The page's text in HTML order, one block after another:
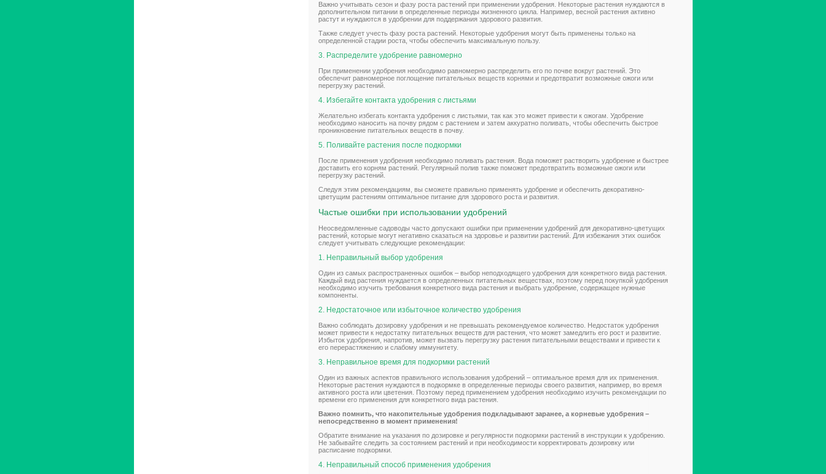
Важно учитывать сезон и фазу роста растений при применении удобрения. Некоторые растения нуждаются в
дополнительном питании в определенные периоды жизненного цикла. Например, весной растения активно
растут и нуждаются в удобрении для поддержания здорового развития.
Также следует учесть фазу роста растений. Некоторые удобрения могут быть применены только на
определенной стадии роста, чтобы обеспечить максимальную пользу.
3. Распределите удобрение равномерно
При применении удобрения необходимо равномерно распределить его по почве вокруг растений. Это
обеспечит равномерное поглощение питательных веществ корнями и предотвратит возможные ожоги или
перегрузку растений.
4. Избегайте контакта удобрения с листьями
Желательно избегать контакта удобрения с листьями, так как это может привести к ожогам. Удобрение
необходимо наносить на почву рядом с растением и затем аккуратно поливать, чтобы обеспечить быстрое
проникновение питательных веществ в почву.
5. Поливайте растения после подкормки
После применения удобрения необходимо поливать растения. Вода поможет растворить удобрение и быстрее
доставить его корням растений. Регулярный полив также поможет предотвратить возможные ожоги или
перегрузку растений.
Следуя этим рекомендациям, вы сможете правильно применять удобрение и обеспечить декоративно-
цветущим растениям оптимальное питание для здорового роста и развития.
Частые ошибки при использовании удобрений
Неосведомленные садоводы часто допускают ошибки при применении удобрений для декоративно-цветущих
растений, которые могут негативно сказаться на здоровье и развитии растений. Для избежания этих ошибок
следует учитывать следующие рекомендации:
1. Неправильный выбор удобрения
Один из самых распространенных ошибок – выбор неподходящего удобрения для конкретного вида растения.
Каждый вид растения нуждается в определенных питательных веществах, поэтому перед покупкой удобрения
необходимо изучить требования конкретного вида растения и выбрать удобрение, содержащее нужные
компоненты.
2. Недостаточное или избыточное количество удобрения
Важно соблюдать дозировку удобрения и не превышать рекомендуемое количество. Недостаток удобрения
может привести к недостатку питательных веществ для растения, что может замедлить его рост и развитие.
Избыток удобрения, напротив, может вызвать перегрузку растения питательными веществами и привести к
его перерастяжению и слабому иммунитету.
3. Неправильное время для подкормки растений
Один из важных аспектов правильного использования удобрений – оптимальное время для их применения.
Некоторые растения нуждаются в подкормке в определенные периоды своего развития, например, во время
активного роста или цветения. Поэтому перед применением удобрения необходимо изучить рекомендации по
времени его применения для конкретного вида растения.
Важно помнить, что накопительные удобрения подкладывают заранее, а корневые удобрения –
непосредственно в момент применения!
Обратите внимание на указания по дозировке и регулярности подкормки растений в инструкции к удобрению.
Не забывайте следить за состоянием растений и при необходимости корректировать дозировку или
расписание подкормки.
4. Неправильный способ применения удобрения